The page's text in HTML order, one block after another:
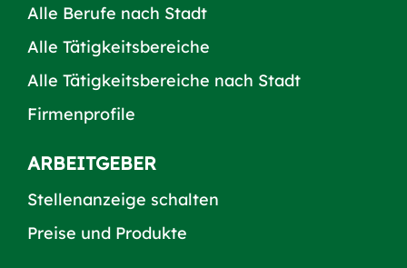
Alle Berufe nach Stadt
Alle Tätigkeitsbereiche
Alle Tätigkeitsbereiche nach Stadt
Firmenprofile
ARBEITGEBER
Stellenanzeige schalten
Preise und Produkte